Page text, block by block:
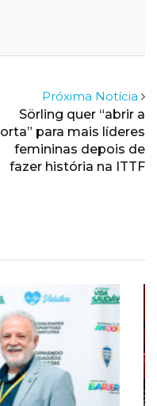
Próxima Notícia
Sörling quer “abrir a
para mais líderes
femininas depois de
fazer história na ITTF